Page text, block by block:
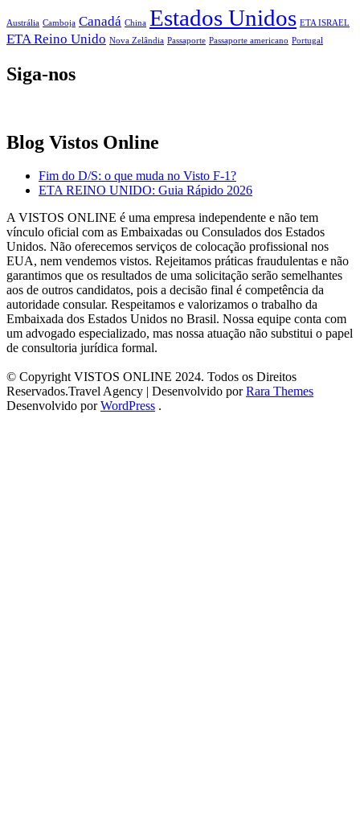
Austrália Camboja Canadá China Estados Unidos ETA ISRAEL
ETA Reino Unido Nova Zelândia Passaporte Passaporte americano Portugal
Siga-nos
Blog Vistos Online
Fim do D/S: o que muda no Visto F-1?
ETA REINO UNIDO: Guia Rápido 2026
A VISTOS ONLINE é uma empresa independente e não tem
vínculo oficial com as Embaixadas ou Consulados dos Estados
Unidos. Não oferecemos serviços de colocação profissional nos
EUA, nem vendemos vistos. Rejeitamos práticas fraudulentas e não
garantimos que os resultados de uma solicitação serão semelhantes
aos de outros candidatos, pois a decisão final é competência da
autoridade consular. Respeitamos e valorizamos o trabalho da
Embaixada dos Estados Unidos no Brasil. Nossa equipe conta com
um advogado especializado, mas nossa atuação não substitui o papel
de consultoria jurídica formal.
© Copyright VISTOS ONLINE 2024. Todos os Direitos
Reservados.Travel Agency | Desenvolvido porRara Themes
Desenvolvido porWordPress .